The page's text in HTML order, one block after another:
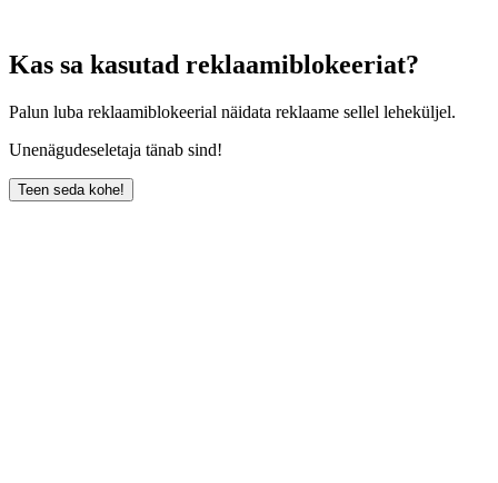
Kas sa kasutad reklaamiblokeeriat?
Palun luba reklaamiblokeerial näidata reklaame sellel leheküljel.
Unenägudeseletaja tänab sind!
Teen seda kohe!